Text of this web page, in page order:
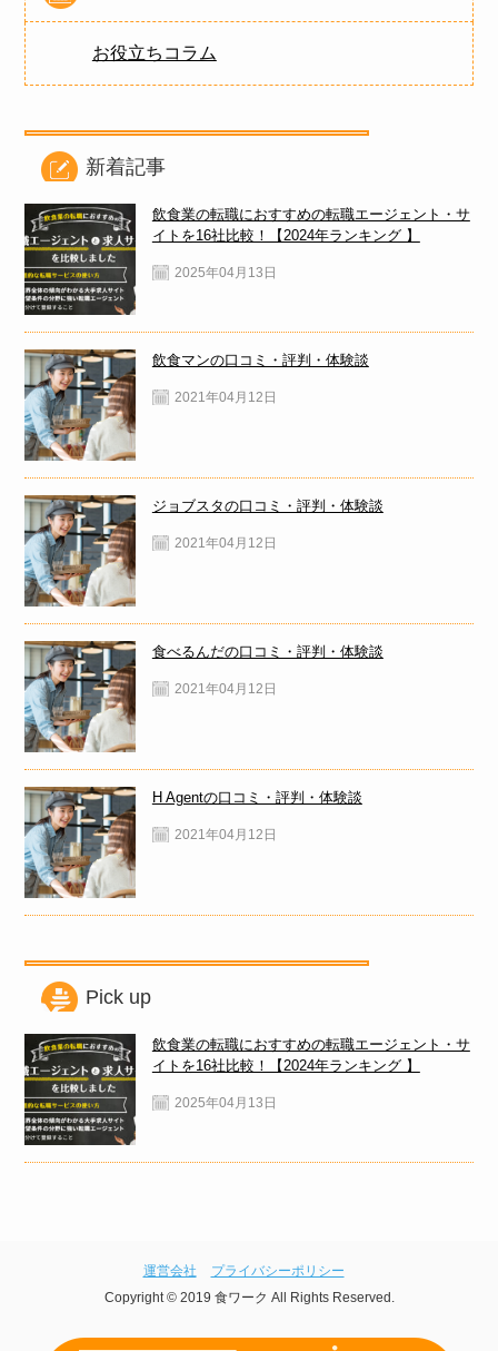
お役立ちコラム
新着記事
飲食業の転職におすすめの転職エージェント・サ
イトを16社比較！【2024年ランキング 】
2025年04月13日
飲食マンの口コミ・評判・体験談
2021年04月12日
ジョブスタの口コミ・評判・体験談
2021年04月12日
食べるんだの口コミ・評判・体験談
2021年04月12日
H Agentの口コミ・評判・体験談
2021年04月12日
Pick up
飲食業の転職におすすめの転職エージェント・サ
イトを16社比較！【2024年ランキング 】
2025年04月13日
運営会社
プライバシーポリシー
Copyright © 2019 食ワーク All Rights Reserved.